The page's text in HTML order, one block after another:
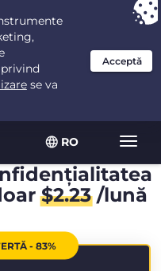
RO
la $
$2.23/lună
- 83%